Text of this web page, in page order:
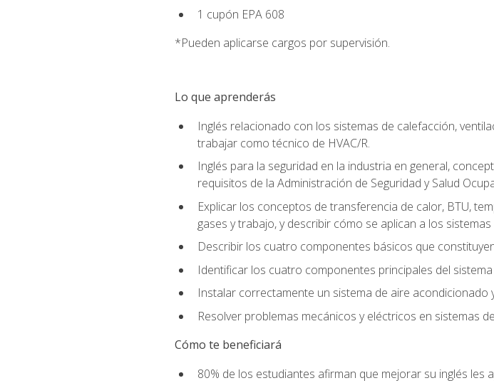
1 cupón EPA 608
*Pueden aplicarse cargos por supervisión.
Lo que aprenderás
Inglés relacionado con los sistemas de calefacción,
trabajar como técnico de HVAC/R.
Inglés para la seguridad en la industria en general,
requisitos de la Administración de Seguridad y Salud
Explicar los conceptos de transferencia de calor, BTU,
gases y trabajo, y describir cómo se aplican a los
Describir los cuatro componentes básicos que
Identificar los cuatro componentes principales del
Instalar correctamente un sistema de aire acondicionado
Resolver problemas mecánicos y eléctricos en sistemas
Cómo te beneficiará
80% de los estudiantes afirman que mejorar su inglés les